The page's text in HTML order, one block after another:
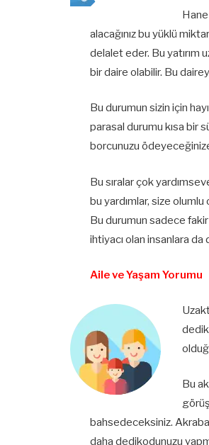
alacağınız bu yüklü
delalet eder. Bu yatırım
bir daire olabilir. Bu
Bu durumun sizin için
parasal durumu kısa bir
borcunuzu
Bu sıralar çok
bu yardımlar, size
Bu durumun sadece fakir
ihtiyacı olan insanlara da
Aile ve Yaşam Yorumu
Bu
bahsedeceksiniz.
daha dedikodunuzu